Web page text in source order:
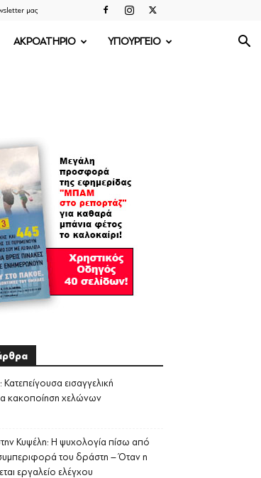
μας
ΑΚΡΟΑΤΗΡΙΟ ΥΠΟΥΡΓΕΙΟ
εισαγγελική
κακοποίηση χελώνων
Κυψέλη: Η ψυχολογία πίσω από
του δράστη – Όταν η
εργαλείο ελέγχου